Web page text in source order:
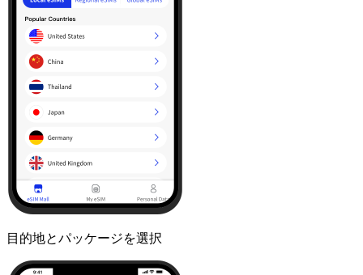
目的地とパッケージを選択